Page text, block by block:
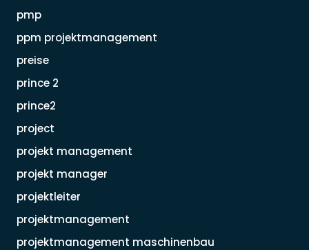
pmp
ppm projektmanagement
preise
prince 2
prince2
project
projekt management
projekt manager
projektleiter
projektmanagement
projektmanagement maschinenbau